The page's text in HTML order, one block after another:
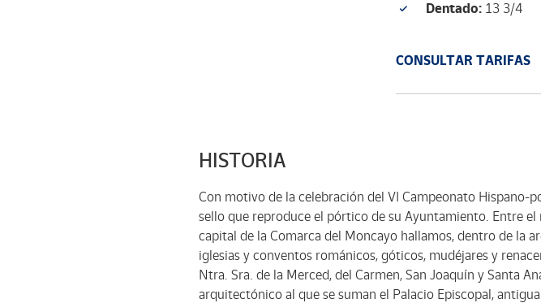
Dentado: 13 3/4
CONSULTAR TARIFAS
HISTORIA
Con motivo de la celebración del VI Campeonato Hispano-
sello que reproduce el pórtico de su Ayuntamiento. Entre
capital de la Comarca del Moncayo hallamos, dentro de la
iglesias y conventos románicos, góticos, mudéjares y
Ntra. Sra. de la Merced, del Carmen, San Joaquín y Santa
arquitectónico al que se suman el Palacio Episcopal,